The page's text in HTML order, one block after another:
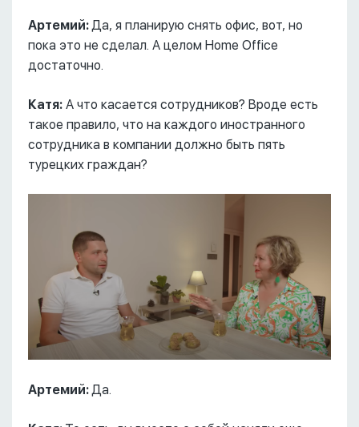
Артемий: Да, я планирую снять офис, вот, но
пока это не сделал. А целом Home Office
достаточно.
Катя: А что касается сотрудников? Вроде есть
такое правило, что на каждого иностранного
сотрудника в компании должно быть пять
турецких граждан?
Артемий: Да.